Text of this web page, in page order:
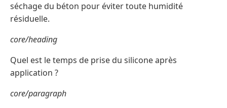
séchage du béton pour éviter toute humidité
résiduelle.
core/heading
Quel est le temps de prise du silicone après
application ?
core/paragraph